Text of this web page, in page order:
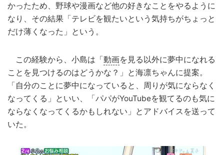
かったため、野球や漫画など他の好きなことをやるように
なり、その結果「テレビを観たいという気持ちがちょっと
だけ薄くなった」という。
この経験から、小島は「動画を見る以外に夢中になれる
ことを見つけるのはどうかな？」と海凛ちゃんに提案。
「自分のことに夢中になっていると、周りが気にならなく
なってくる」といい、「パパがYouTubeを観てるのも気に
ならなくなってくるかもしれない」とアドバイスを送って
いた。